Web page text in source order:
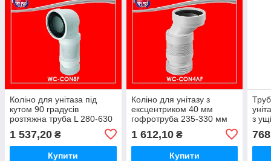
Коліно для унітаза під
кутом 90 градусів
розтяжна труба L 280-630
мм WC-CON8F McAlpine
1 537,20 ₴
Купити
Коліно для унітазу з
ексцентриком 40 мм
гофротруба 235-330 мм
McAlpine
1 612,10₴
Купити
з